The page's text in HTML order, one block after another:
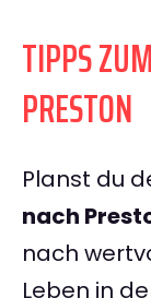
TIPPS
PRESTON
Planst du
nach
nach
Leben in